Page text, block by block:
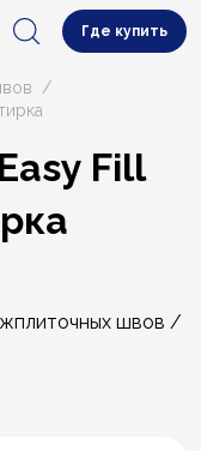
Где купить
Fill
швов /